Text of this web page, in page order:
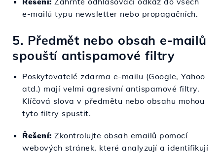
e-mailů typu newsletter nebo propagačních.
5. Předmět nebo obsah e-mailů
spouští antispamové filtry
Poskytovatelé zdarma e-mailu (Google, Yahoo
atd.) mají velmi agresivní antispamové filtry.
Klíčová slova v předmětu nebo obsahu mohou
tyto filtry spustit.
Řešení: Zkontrolujte obsah emailů pomocí
webových stránek, které analyzují a identifikují